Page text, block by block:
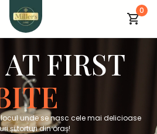
0
FIRST
locul unde se nasc cele mai delicioase
și torturi din oraș!